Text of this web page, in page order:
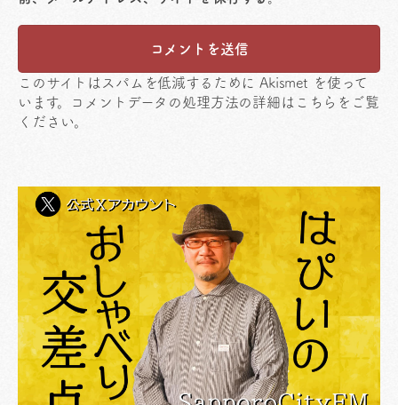
このサイトはスパムを低減するために Akismet を使って
います。
コメントデータの処理方法の詳細はこちらをご覧
ください。